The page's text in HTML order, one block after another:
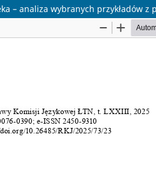
– analiza wybranych przykładów